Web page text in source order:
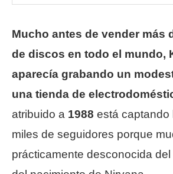
Mucho antes de vender más
de discos en todo el mundo,
aparecía grabando un
una tienda de
atribuido a 1988 está captando
miles de seguidores porque
prácticamente desconocida